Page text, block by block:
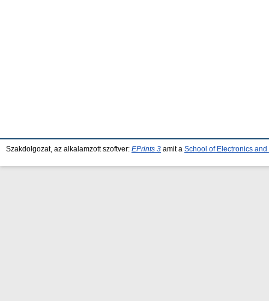
Szakdolgozat, az alkalamzott szoftver: EPrints 3 amit a School of Electronics